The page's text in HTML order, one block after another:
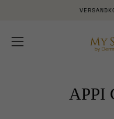
Navigationsmenü
APPI